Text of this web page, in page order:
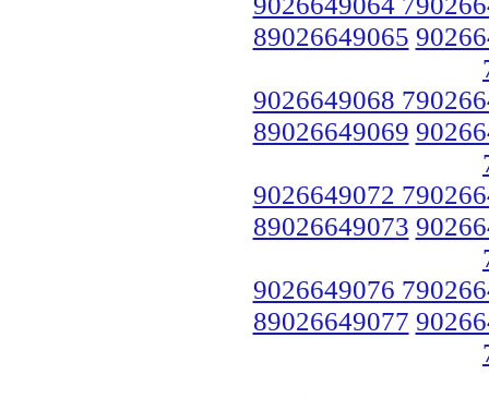
89026649065
9026649068
89026649069
9026649072
89026649073
9026649076
89026649077